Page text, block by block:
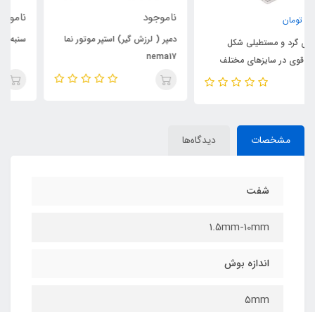
ناموجود
دمپر ( لرزش گیر) استپر موتور نما
nema17
سنبه قطر 3 طول 80 میلی متر
مشخصات دیدگاه‌ها
شفت
1.5mm-10mm
اندازه بوش
5mm